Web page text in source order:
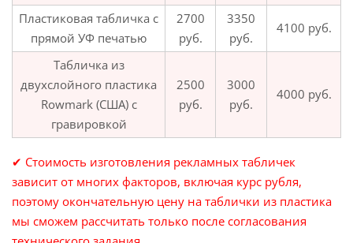
Пластиковая табличка с
прямой УФ печатью
2700
руб.
3350
руб.
4100 руб.
Табличка из
двухслойного пластика
Rowmark (США) с
гравировкой
2500
руб.
3000
руб.
4000 руб.
✔ Стоимость изготовления рекламных табличек
зависит от многих факторов, включая курс рубля,
поэтому окончательную цену на таблички из пластика
мы сможем рассчитать только после согласования